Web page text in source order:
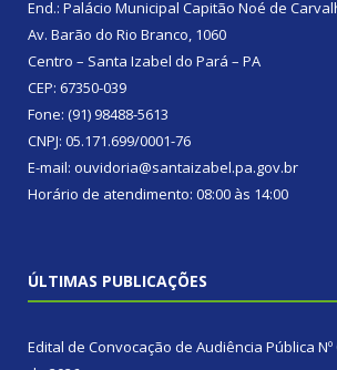
End.: Palácio Municipal Capitão Noé de
Av. Barão do Rio Branco, 1060
Centro – Santa Izabel do Pará – PA
CEP: 67350-039
Fone: (91) 98488-5613
CNPJ: 05.171.699/0001-76
E-mail: ouvidoria@santaizabel.pa.gov.br
Horário de atendimento: 08:00 às 14:00
ÚLTIMAS PUBLICAÇÕES
Edital de Convocação de Audiência Pública Nº